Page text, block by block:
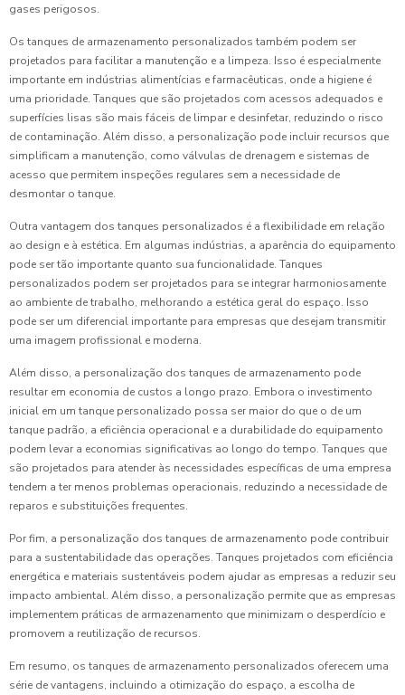
gases perigosos.
Os tanques de armazenamento personalizados também podem ser
projetados para facilitar a manutenção e a limpeza. Isso é especialmente
importante em indústrias alimentícias e farmacêuticas, onde a higiene é
uma prioridade. Tanques que são projetados com acessos adequados e
superfícies lisas são mais fáceis de limpar e desinfetar, reduzindo o risco
de contaminação. Além disso, a personalização pode incluir recursos que
simplificam a manutenção, como válvulas de drenagem e sistemas de
acesso que permitem inspeções regulares sem a necessidade de
desmontar o tanque.
Outra vantagem dos tanques personalizados é a flexibilidade em relação
ao design e à estética. Em algumas indústrias, a aparência do equipamento
pode ser tão importante quanto sua funcionalidade. Tanques
personalizados podem ser projetados para se integrar harmoniosamente
ao ambiente de trabalho, melhorando a estética geral do espaço. Isso
pode ser um diferencial importante para empresas que desejam transmitir
uma imagem profissional e moderna.
Além disso, a personalização dos tanques de armazenamento pode
resultar em economia de custos a longo prazo. Embora o investimento
inicial em um tanque personalizado possa ser maior do que o de um
tanque padrão, a eficiência operacional e a durabilidade do equipamento
podem levar a economias significativas ao longo do tempo. Tanques que
são projetados para atender às necessidades específicas de uma empresa
tendem a ter menos problemas operacionais, reduzindo a necessidade de
reparos e substituições frequentes.
Por fim, a personalização dos tanques de armazenamento pode contribuir
para a sustentabilidade das operações. Tanques projetados com eficiência
energética e materiais sustentáveis podem ajudar as empresas a reduzir seu
impacto ambiental. Além disso, a personalização permite que as empresas
implementem práticas de armazenamento que minimizam o desperdício e
promovem a reutilização de recursos.
Em resumo, os tanques de armazenamento personalizados oferecem uma
série de vantagens, incluindo a otimização do espaço, a escolha de